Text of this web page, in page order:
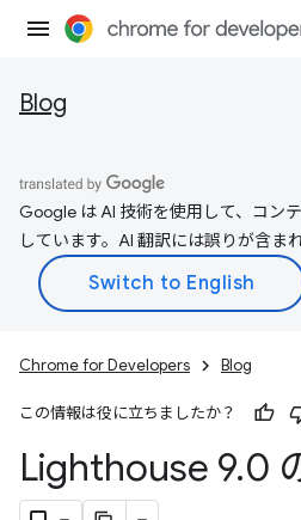
Blog
Google は AI 技術を使用して、コン
しています。AI 翻訳には誤りが含ま
Chrome for Developers Blog
この情報は役に立ちましたか？
Lighthouse 9.0